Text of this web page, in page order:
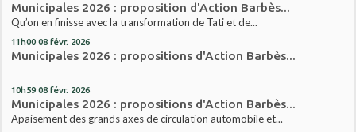
Municipales 2026 : proposition d'Action Barbès...
Qu’on en finisse avec la transformation de Tati et de...
11h00 08 févr. 2026
Municipales 2026 : propositions d'Action Barbès...
10h59 08 févr. 2026
Municipales 2026 : propositions d'Action Barbès...
Apaisement des grands axes de circulation automobile et...